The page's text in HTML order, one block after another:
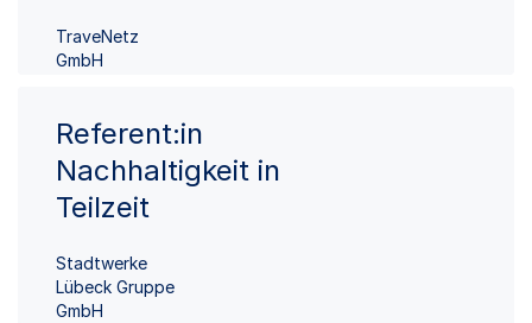
TraveNetz
GmbH
Referent:in
Nachhaltigkeit in
Teilzeit
Stadtwerke
Lübeck Gruppe
GmbH